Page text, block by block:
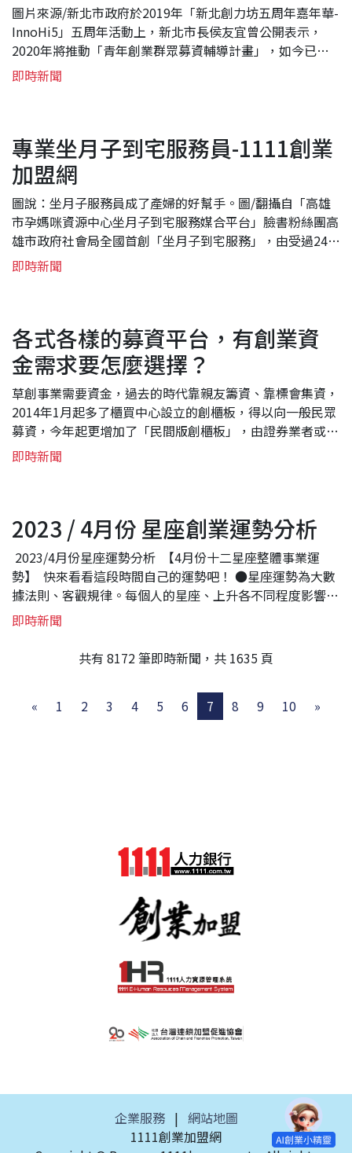
圖片來源/新北市政府於2019年「新北創力坊五周年嘉年華-
InnoHi5」五周年活動上，新北市長侯友宜曾公開表示，
2020年將推動「青年創業群眾募資輔導計畫」，如今已順
利進行中，新北市政府表示，今年5月將選出22項新創產品
放至募資平台，目標募資金額為3000萬元。侯友宜強調，
即時新聞
專業坐月子到宅服務員-1111創業
加盟網
圖說：坐月子服務員成了產婦的好幫手。圖/翻攝自「高雄
市孕媽咪資源中心坐月子到宅服務媒合平台」臉書粉絲團高
雄市政府社會局全國首創「坐月子到宅服務」，由受過240
小時專業訓練的服務員到府為產婦坐月子，不只協助母嬰照
護、坐月子餐、清掃環境等，也是新手媽媽最佳的諮詢對
即時新聞
各式各樣的募資平台，有創業資
金需求要怎麼選擇？
草創事業需要資金，過去的時代靠親友籌資、靠標會集資，
2014年1月起多了櫃買中心設立的創櫃板，得以向一般民眾
募資，今年起更增加了「民間版創櫃板」，由證券業者或一
般公司經營，新創團隊募資管道變多，究竟該如何選擇？值
得特別提醒的是，除了官方性質的創櫃板免收之外，民間企
即時新聞
2023 / 4月份 星座創業運勢分析
2023/4月份星座運勢分析 【4月份十二星座整體事業運
勢】 快來看看這段時間自己的運勢吧！ ●星座運勢為大數
據法則、客觀規律。每個人的星座、上升各不同程度影響運
勢，應把握大方向為參考。 本文與Amanda老師合作
【Aman...
即時新聞
共有 8172 筆即時新聞，共 1635 頁
« 1 2 3 4 5 6 7 8 9 10 »
企業服務 | 網站地圖
1111創業加盟網